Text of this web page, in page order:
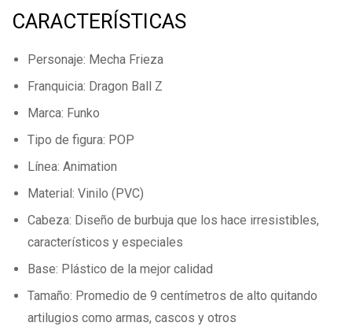
CARACTERÍSTICAS
Personaje: Mecha Frieza
Franquicia: Dragon Ball Z
Marca: Funko
Tipo de figura: POP
Línea: Animation
Material: Vinilo (PVC)
Cabeza: Diseño de burbuja que los hace irresistibles,
característicos y especiales
Base: Plástico de la mejor calidad
Tamaño: Promedio de 9 centímetros de alto quitando
artilugios como armas, cascos y otros